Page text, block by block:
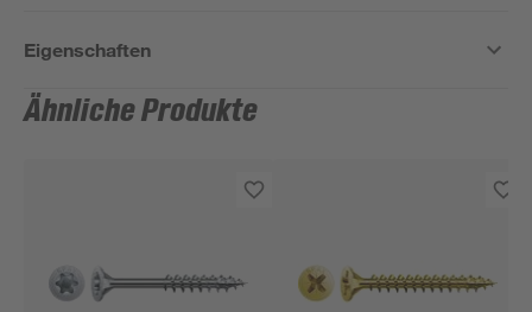
Eigenschaften
Ähnliche Produkte